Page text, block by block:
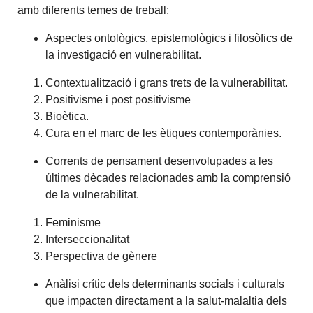
amb diferents temes de treball:
Aspectes ontològics, epistemològics i filosòfics de
la investigació en vulnerabilitat.
Contextualització i grans trets de la vulnerabilitat.
Positivisme i post positivisme
Bioètica.
Cura en el marc de les ètiques contemporànies.
Corrents de pensament desenvolupades a les
últimes dècades relacionades amb la comprensió
de la vulnerabilitat.
Feminisme
Interseccionalitat
Perspectiva de gènere
Anàlisi crític dels determinants socials i culturals
que impacten directament a la salut-malaltia dels